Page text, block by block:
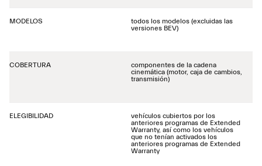
MODELOS
todos los modelos (excluidas las
versiones BEV)
COBERTURA
componentes de la cadena
cinemática (motor, caja de cambios,
transmisión)
ELEGIBILIDAD
vehículos cubiertos por los
anteriores programas de Extended
Warranty, así como los vehículos
que no tenían activados los
anteriores programas de Extended
Warranty